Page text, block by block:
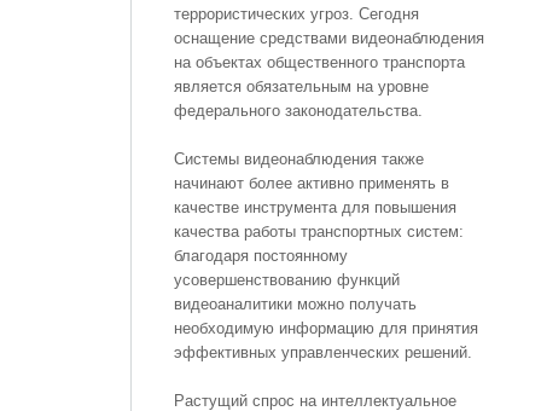
террористических угроз. Сегодня
оснащение средствами видеонаблюдения
на объектах общественного транспорта
является обязательным на уровне
федерального законодательства.
Системы видеонаблюдения также
начинают более активно применять в
качестве инструмента для повышения
качества работы транспортных систем:
благодаря постоянному
усовершенствованию функций
видеоаналитики можно получать
необходимую информацию для принятия
эффективных управленческих решений.
Растущий спрос на интеллектуальное